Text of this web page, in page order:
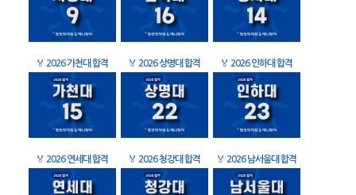
🏅 2026 가천대 합격 🏅 2026 상명대 합격 🏅 2026 인하대 합격
🏅 2026 연세대 합격 🏅 2026 청강대 합격 🏅 2026 남서울대 합격